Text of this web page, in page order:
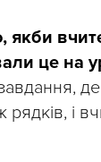
якби
це на
рядків, і